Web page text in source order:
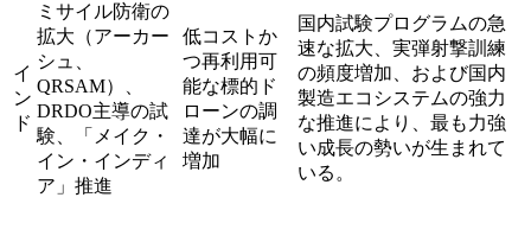
イ
ン
ド
ミサイル防衛の
拡大（アーカー
シュ、
QRSAM）、
DRDO主導の試
験、「メイク・
イン・インディ
ア」推進
低コストか
つ再利用可
能な標的ド
ローンの調
達が大幅に
増加
国内試験プログラムの急
速な拡大、実弾射撃訓練
の頻度増加、および国内
製造エコシステムの強力
な推進により、最も力強
い成長の勢いが生まれて
いる。